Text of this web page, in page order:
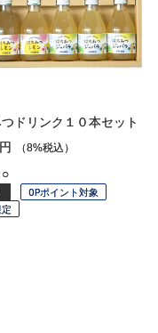
ドリンク１０本セット
円 （8%税込）
OPポイント対象